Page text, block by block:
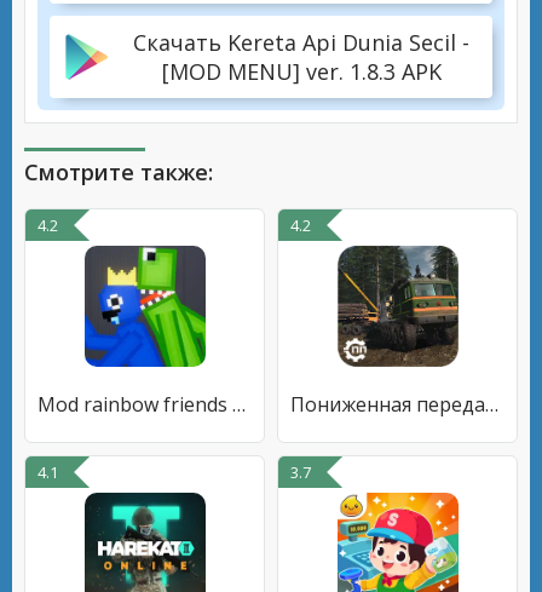
Скачать Kereta Api Dunia Secil -
[MOD MENU] ver. 1.8.3 APK
Смотрите также:
4.2
Mod rainbow friends for melon
4.2
Пониженная передача HD 2023
4.1 3.7